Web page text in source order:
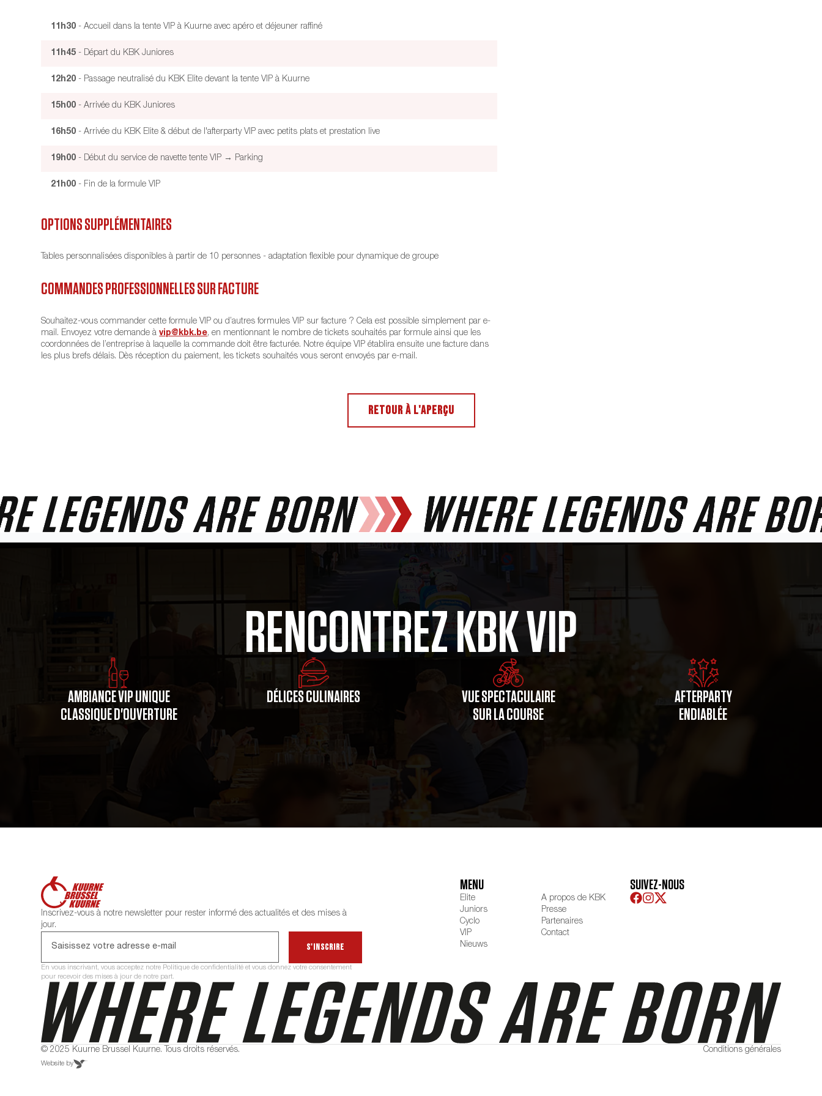
11h30 - Accueil dans la tente VIP à Kuurne avec apéro et déjeuner raffiné
11h45 - Départ du KBK Juniores
12h20 - Passage neutralisé du KBK Elite devant la tente VIP à Kuurne
15h00 - Arrivée du KBK Juniores
16h50 - Arrivée du KBK Elite & début de l'afterparty VIP avec petits plats et prestation live
19h00 - Début du service de navette tente VIP → Parking
21h00 - Fin de la formule VIP
OPTIONS SUPPLÉMENTAIRES
Tables personnalisées disponibles à partir de 10 personnes - adaptation flexible pour dynamique de groupe
COMMANDES PROFESSIONNELLES SUR FACTURE
Souhaitez-vous commander cette formule VIP ou d’autres formules VIP sur facture ? Cela est possible simplement par e-
mail. Envoyez votre demande àvip@kbk.be, en mentionnant le nombre de tickets souhaités par formule ainsi que les
coordonnées de l’entreprise à laquelle la commande doit être facturée. Notre équipe VIP établira ensuite une facture dans
les plus brefs délais. Dès réception du paiement, les tickets souhaités vous seront envoyés par e-mail.
RETOUR À L'APERÇU
RENCONTREZ KBK VIP
AMBIANCE VIP UNIQUE
CLASSIQUE D'OUVERTURE
DÉLICES CULINAIRES
VUE SPECTACULAIRE
SUR LA COURSE
AFTERPARTY
ENDIABLÉE
Inscrivez-vous à notre newsletter pour rester informé des actualités et des mises à
jour.
S'inscrire
En vous inscrivant, vous acceptez notre Politique de confidentialité et vous donnez votre consentement
pour recevoir des mises à jour de notre part.
MENU
Elite
Juniors
Cyclo
VIP
Nieuws
A propos de KBK
Presse
Partenaires
Contact
SUIVEZ-NOUS
© 2025 Kuurne Brussel Kuurne. Tous droits réservés. Conditions générales
Website by